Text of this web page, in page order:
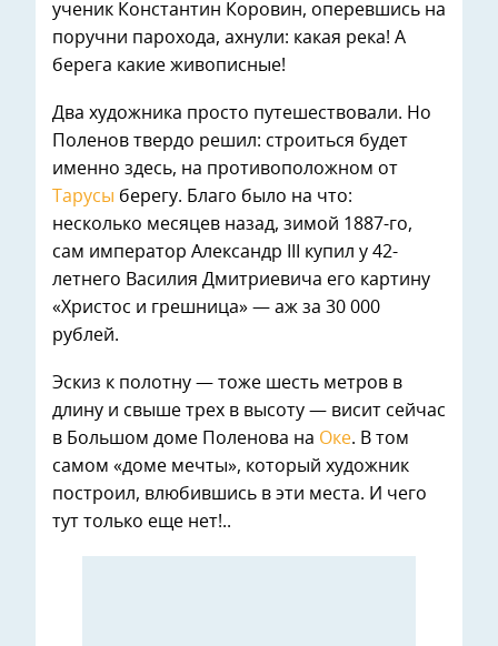
ученик Константин Коровин, оперевшись на
поручни парохода, ахнули: какая река! А
берега какие живописные!
Два художника просто путешествовали. Но
Поленов твердо решил: строиться будет
именно здесь, на противоположном от
Тарусы берегу. Благо было на что:
несколько месяцев назад, зимой 1887-го,
сам император Александр III купил у 42-
летнего Василия Дмитриевича его картину
«Христос и грешница» — аж за 30 000
рублей.
Эскиз к полотну — тоже шесть метров в
длину и свыше трех в высоту — висит сейчас
в Большом доме Поленова на Оке. В том
самом «доме мечты», который художник
построил, влюбившись в эти места. И чего
тут только еще нет!..